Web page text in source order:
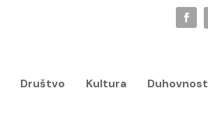
Društvo Kultura Duhovnost